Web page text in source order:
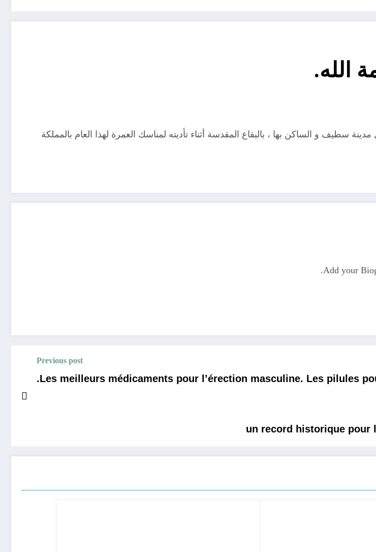
الله.
و الساكن بها ، بالبقاع المقدسة أثناء تأديته لمناسك العمرة لهذا العام بالمملكة
Add your
Previous post
Les meilleurs médicaments pour l’érection masculine. Les pilules
un record historique pour